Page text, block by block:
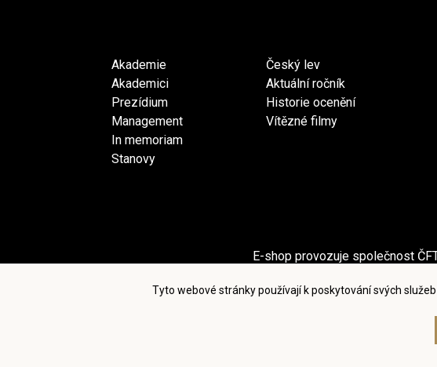
Tyto webové stránky používají k poskytování svých
Akademie
Akademici
Prezídium
Management
In memoriam
Stanovy
Český lev
Aktuální ročník
Historie ocenění
Vítězné filmy
E-shop provozuje společnost
Podmínky užití